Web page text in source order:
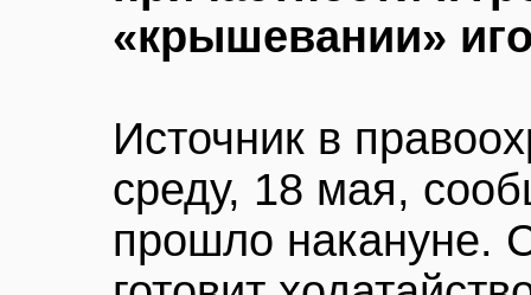
«крышевании»
Источник в
среду, 18 мая,
прошло накануне.